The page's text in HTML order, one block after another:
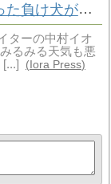
『ももたまい婚』に参列出来なかった負け犬が、自宅で『ルヴァン杯準々決勝』で吠えまくっていた。
ターの中村イオ
るみる天気も悪
Iora Press